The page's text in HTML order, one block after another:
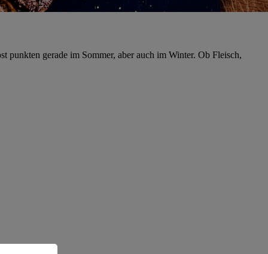
punkten gerade im Sommer, aber auch im Winter. Ob Fleisch,